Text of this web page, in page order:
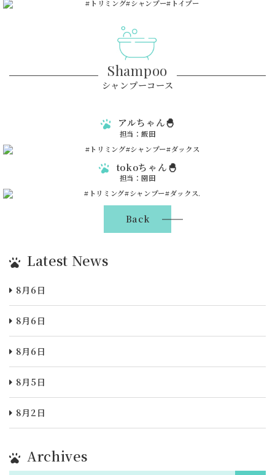
Shampoo
シャンプーコース
アルちゃん🐣
担当：飯田
tokoちゃん🐣
担当：園田
Back
Latest News
8月6日
8月6日
8月6日
8月5日
8月2日
Archives